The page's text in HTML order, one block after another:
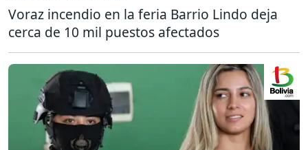
Voraz incendio en la feria Barrio Lindo deja
cerca de 10 mil puestos afectados